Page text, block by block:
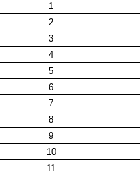
1
2
3
4
5
6
7
8
9
10
11